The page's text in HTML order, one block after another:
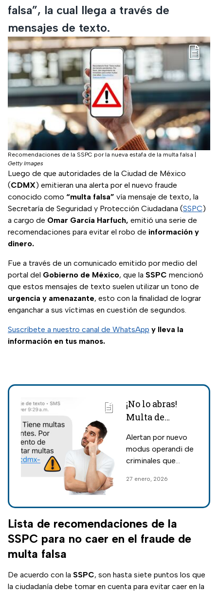
falsa”, la cual llega a través de
mensajes de texto.
Recomendaciones de la SSPC por la nueva estafa de la multa falsa
Getty Images
Luego de que autoridades de la Ciudad de México
(CDMX) emitieran una alerta por el nuevo fraude
conocido como “multa falsa” vía mensaje de texto, la
Secretaría de Seguridad y Protección Ciudadana (SSPC)
a cargo de Omar García Harfuch, emitió una serie de
recomendaciones para evitar el robo de información y
dinero.
Fue a través de un comunicado emitido por medio del
portal del Gobierno de México, que la SSPC mencionó
que estos mensajes de texto suelen utilizar un tono de
urgencia y amenazante, esto con la finalidad de lograr
enganchar a sus víctimas en cuestión de segundos.
Suscríbete a nuestro canal de WhatsApp y lleva la
información en tus manos.
¡No lo abras!
Multa de
pendiente: Así
funciona el
por SMS en la
Alertan por nuevo
modus operandi de
criminales que
medio de mensajes
de la Secretaría de
Finanzas de la
CDMX.
27 enero, 2026
Lista de recomendaciones de la
SSPC para no caer en el fraude de
multa falsa
De acuerdo con la SSPC, son hasta siete puntos los que
la ciudadanía debe tomar en cuenta para evitar caer en la